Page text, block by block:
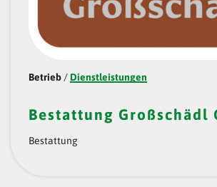
Betrieb / Dienstleistungen
Bestattung Großschädl
Bestattung